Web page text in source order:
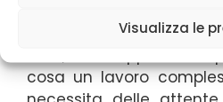
Visualizza le
spostamento di oggetti
cosa un lavoro